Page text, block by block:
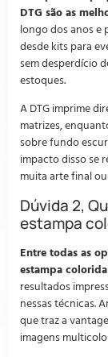
DTG são as
longo dos anos e
desde kits para
sem desperdício
estoques.
A DTG imprime
matrizes,
sobre fundo
impacto disso se
muita arte final
Dúvida 2,
estampa
Entre todas as
estampa
resultados
nessas técnicas.
que traz a
imagens